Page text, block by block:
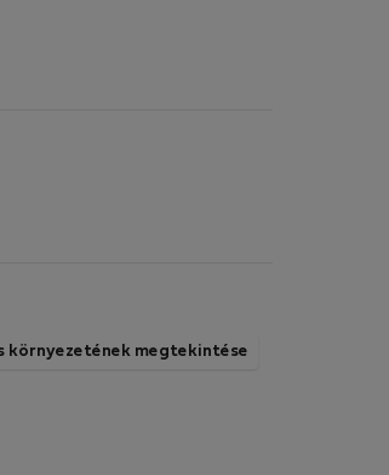
környezetének megtekintése